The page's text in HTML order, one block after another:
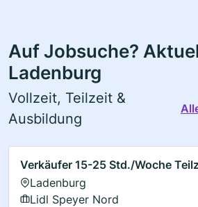
Auf Jobsuche?
Ladenburg
Vollzeit, Teilzeit &
Ausbildung
Verkäufer 15-25 Std./Woche
Ladenburg
Lidl Speyer Nord